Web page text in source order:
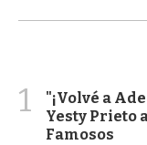
1
"¡Volvé a
Yesty Prieto
Famosos